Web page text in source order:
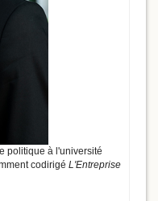
politique à l'université
codirigé L'Entreprise